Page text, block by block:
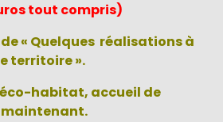
tout compris)
« Quelques réalisations à
territoire ».
habitat, accueil de